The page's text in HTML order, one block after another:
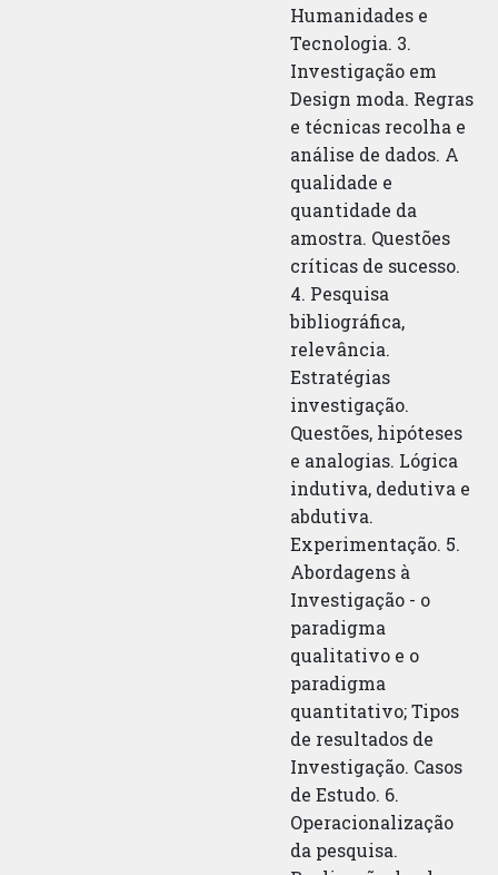
Humanidades e
Tecnologia. 3.
Investigação em
Design moda. Regras
e técnicas recolha e
análise de dados. A
qualidade e
quantidade da
amostra. Questões
críticas de sucesso.
4. Pesquisa
bibliográfica,
relevância.
Estratégias
investigação.
Questões, hipóteses
e analogias. Lógica
indutiva, dedutiva e
abdutiva.
Experimentação. 5.
Abordagens à
Investigação - o
paradigma
qualitativo e o
paradigma
quantitativo; Tipos
de resultados de
Investigação. Casos
de Estudo. 6.
Operacionalização
da pesquisa.